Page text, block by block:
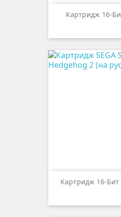
Картридж 16-
Картридж 16-Бит